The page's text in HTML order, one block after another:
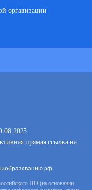
организации
прямая ссылка на
ПО (на основании